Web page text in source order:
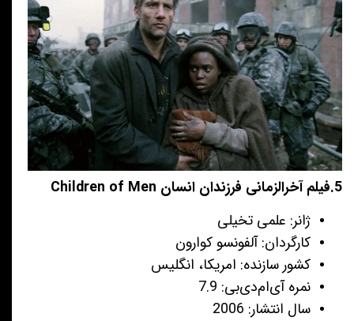
5.فیلم آخرالزمانی فرزندان انسان Children of Men
ژانر: علمی تخیلی
کارگردان: آلفونسو کوارون
کشور سازنده: امریکا، انگلیس
نمره آی‌ام‌دی‌بی: 7.9
سال انتشار: 2006